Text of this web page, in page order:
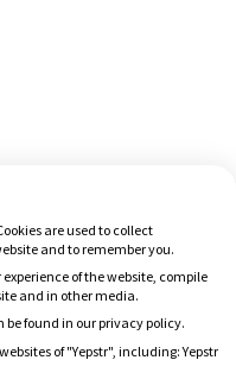
are used to collect
and to remember you.
of the website, compile
and in other media.
found in our privacy policy.
of "Yepstr", including: Yepstr